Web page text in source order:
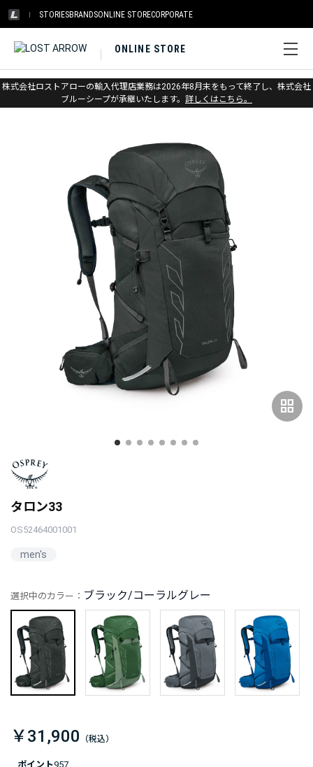
STORIESBRANDSONLINE STORECORPORATE
ONLINE STORE
株式会社ロストアローの輸入代理店業務は2026年8月末をもって終了し、株式会社
ブルーシープが承継いたします。 詳しくはこちら。
ホーム > オスプレー > アウトドア > バックパック（小～中型）
grid_view
タロン33
OS52464001001
men's
ポイント957
選択中のカラー： ブラック/コーラルグレー
￥31,900